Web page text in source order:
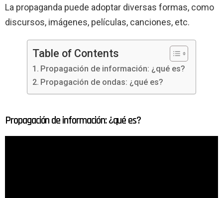
La propaganda puede adoptar diversas formas, como
discursos, imágenes, películas, canciones, etc.
Table of Contents
Propagación de información: ¿qué es?
Propagación de ondas: ¿qué es?
Propagación de información: ¿qué es?